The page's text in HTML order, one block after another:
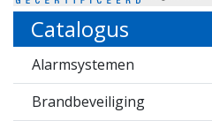
Catalogus
Alarmsystemen
Brandbeveiliging